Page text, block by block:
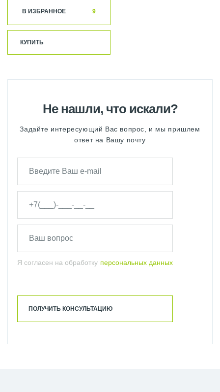
В ИЗБРАННОЕ 9
КУПИТЬ
Не нашли, что искали?
Задайте интересующий Вас вопрос, и мы пришлем
ответ на Вашу почту
Я согласен на обработку персональных данных
ПОЛУЧИТЬ КОНСУЛЬТАЦИЮ